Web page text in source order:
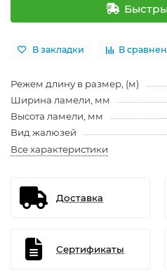
В закладки В
Режем длину в размер, (м)
Ширина ламели, мм
Высота ламели, мм
Вид жалюзей
Все характеристики
Доставка
Сертификаты